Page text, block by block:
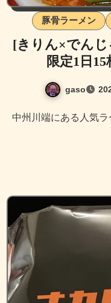
豚骨ラーメン
[きりん×でん
限定1日
gaso
中州川端にある人気ラーメン店きりん、東区社領にあって